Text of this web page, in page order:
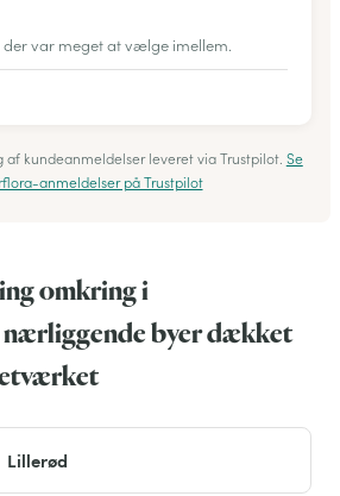
der var meget at vælge imellem.
af kundeanmeldelser leveret via Trustpilot. Se
anmeldelser på Trustpilot
omkring i
byer dækket
Lillerød